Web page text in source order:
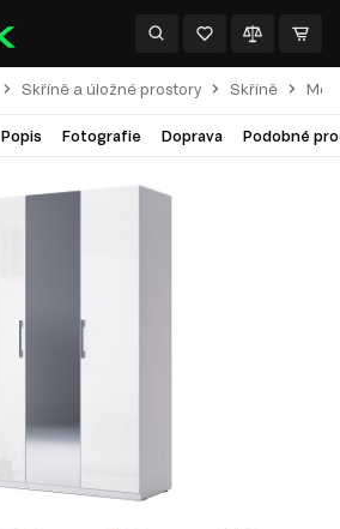
Skříně a úložné prostory Skříně
Popis Fotografie Doprava Podobné